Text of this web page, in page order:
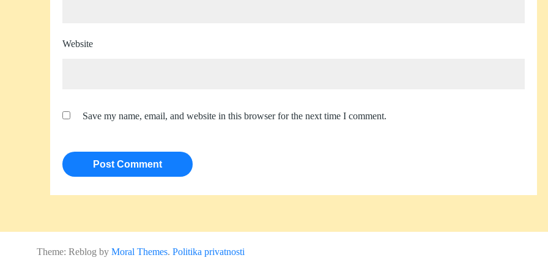
Website
Save my name, email, and website in this browser for the next time I comment.
Theme: Reblog by Moral Themes. Politika privatnosti